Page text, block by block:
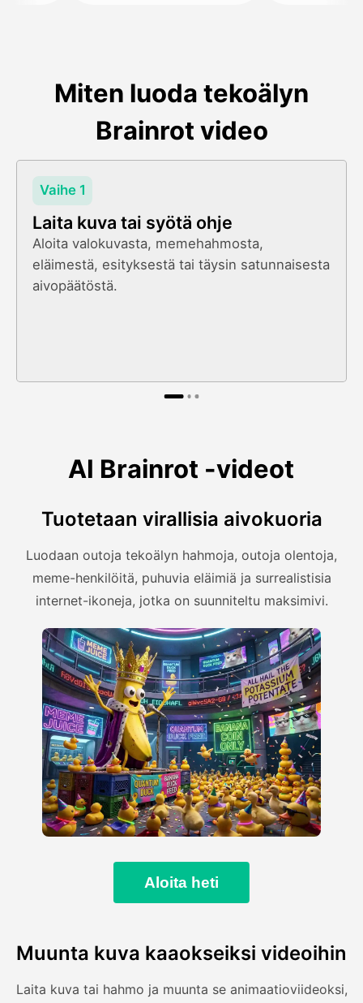
Miten luoda tekoälyn
Brainrot video
Vaihe 1
Laita kuva tai syötä ohje
Aloita valokuvasta, memehahmosta,
eläimestä, esityksestä tai täysin satunnaisesta
aivopäätöstä.
AI Brainrot -videot
Tuotetaan virallisia aivokuoria
Luodaan outoja tekoälyn hahmoja, outoja olentoja,
meme-henkilöitä, puhuvia eläimiä ja surrealistisia
internet-ikoneja, jotka on suunniteltu maksimivi.
Aloita heti
Muunta kuva kaaokseiksi videoihin
Laita kuva tai hahmo ja muunta se animaatioviideoksi,